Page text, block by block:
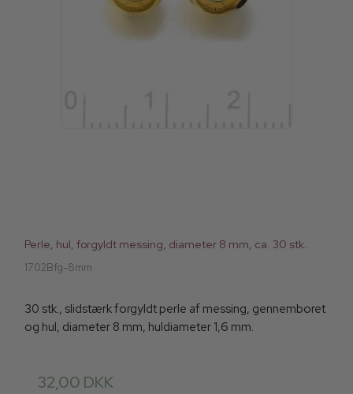
Perle, hul, forgyldt messing, diameter 8 mm, ca. 30 stk.
1702Bfg-8mm
30 stk., slidstærk forgyldt perle af messing, gennemboret
og hul, diameter 8 mm, huldiameter 1,6 mm.
32,00 DKK